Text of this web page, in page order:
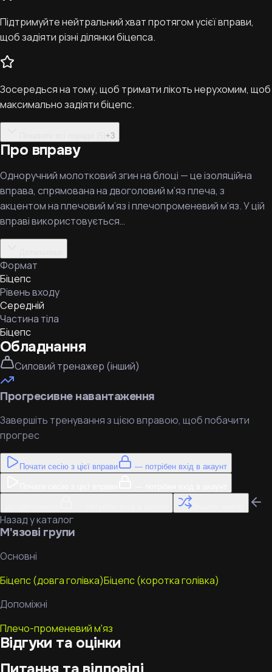
Підтримуйте нейтральний хват протягом усієї вправи,
щоб задіяти різні ділянки біцепса.
Зосередься на тому, щоб тримати лікоть нерухомим, щоб
максимально задіяти біцепс.
+3
Про вправу
Одноручний молотковий згин на блоці — це ізоляційна
вправа, спрямована на двоголовий м’яз плеча, з
акцентом на плечовий м’яз і плечопроменевий м’яз. У цій
вправі використовується…
Формат
Біцепс
Рівень входу
Середній
Частина тіла
Біцепс
Обладнання
Силовий тренажер (інший)
Прогресивне навантаження
Завершіть тренування з цією вправою, щоб побачити
прогрес
Почати сесію з цієї вправи — потрібен вхід в акаунт
Назад у каталог
М'язові групи
Основні
Біцепс (довга голівка)Біцепс (коротка голівка)
Допоміжні
Плечо-променевий м'яз
Відгуки та оцінки